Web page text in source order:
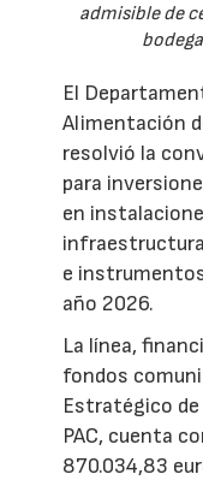
admisible de
El
Alimentación
resolvió la
para
en
e
año 2026.
La línea,
fondos
Estratégico
PAC, cuenta
870.034,83